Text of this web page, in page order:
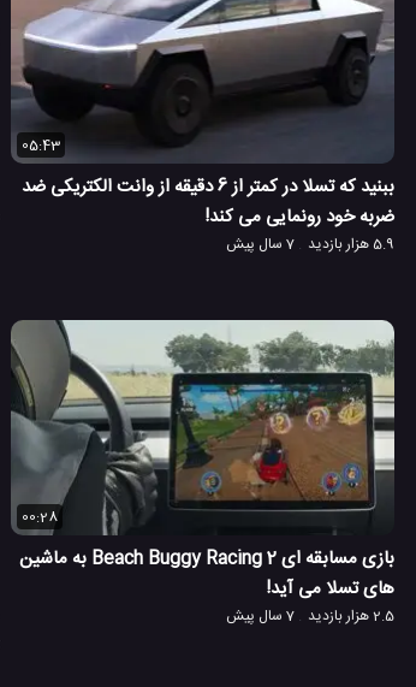
05:43
ببنید که تسلا در کمتر از 6 دقیقه از وانت الکتریکی ضد
ضربه خود رونمایی می کند!
5.9 هزار بازدید 7 سال پیش
00:28
بازی مسابقه ای Beach Buggy Racing 2 به ماشین
های تسلا می آید!
2.5 هزار بازدید 7 سال پیش